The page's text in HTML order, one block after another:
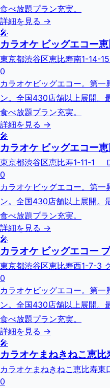
食べ放題プラン充実。
詳細を見る →
🎤
カラオケ ビッグエコー
東京都渋谷区恵比寿南1-14-
0
カラオケビッグエコー。第
ン。全国430店舗以上展開。
食べ放題プラン充実。
詳細を見る →
🎤
カラオケ ビッグエコー
東京都渋谷区恵比寿1-11-1
0
カラオケビッグエコー。第
ン。全国430店舗以上展開。
食べ放題プラン充実。
詳細を見る →
🎤
カラオケ ビッグエコー
東京都渋谷区恵比寿西1-7-3
0
カラオケビッグエコー。第
ン。全国430店舗以上展開。
食べ放題プラン充実。
詳細を見る →
🎤
カラオケまねきねこ恵比
カラオケまねきねこ恵比寿東
0